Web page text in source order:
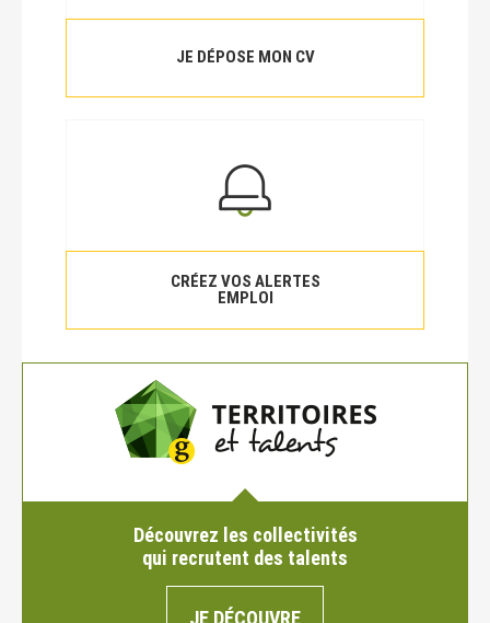
JE DÉPOSE MON CV
CRÉEZ VOS ALERTES
EMPLOI
Découvrez les collectivités
qui recrutent des talents
JE DÉCOUVRE